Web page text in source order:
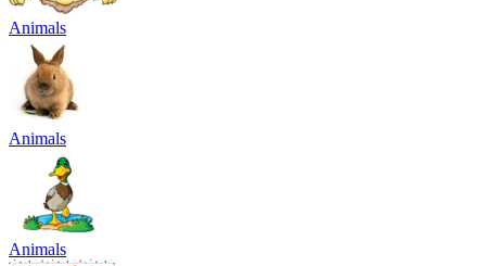
Animals
Animals
Animals